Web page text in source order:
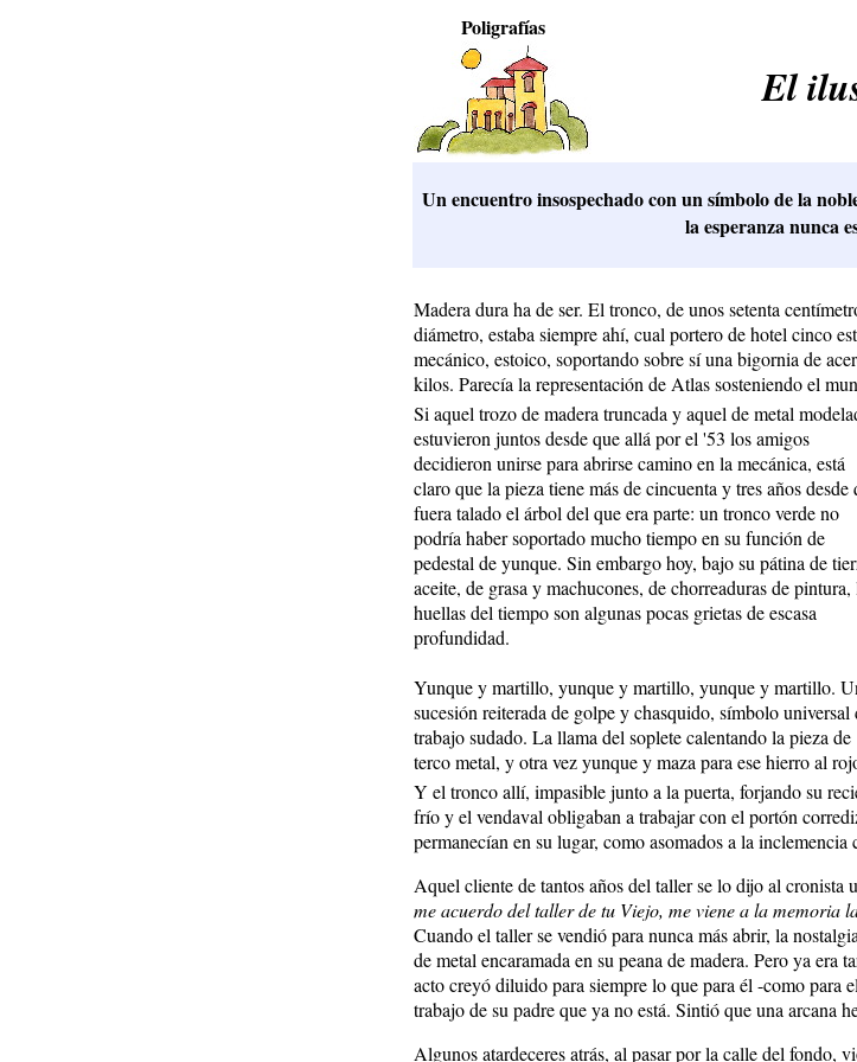
Poligrafías
El
Un encuentro insospechado con un símbolo de la
la esperanza nunca
Madera dura ha de ser. El tronco, de unos setenta
diámetro, estaba siempre ahí, cual portero de hotel cinco
mecánico, estoico, soportando sobre sí una bigornia de
kilos. Parecía la representación de Atlas sosteniendo el
Si aquel trozo de madera truncada y aquel de metal
estuvieron juntos desde que allá por el '53 los amigos
decidieron unirse para abrirse camino en la mecánica, está
claro que la pieza tiene más de cincuenta y tres años desde
fuera talado el árbol del que era parte: un tronco verde no
podría haber soportado mucho tiempo en su función de
pedestal de yunque. Sin embargo hoy, bajo su pátina de
aceite, de grasa y machucones, de chorreaduras de pintura,
huellas del tiempo son algunas pocas grietas de escasa
profundidad.
Yunque y martillo, yunque y martillo, yunque y martillo.
sucesión reiterada de golpe y chasquido, símbolo universal
trabajo sudado. La llama del soplete calentando la pieza de
terco metal, y otra vez yunque y maza para ese hierro al
Y el tronco allí, impasible junto a la puerta, forjando su
frío y el vendaval obligaban a trabajar con el portón
permanecían en su lugar, como asomados a la
Aquel cliente de tantos años del taller se lo dijo al cronista
me acuerdo del taller de tu Viejo, me viene a la memoria
Cuando el taller se vendió para nunca más abrir, la
de metal encaramada en su peana de madera. Pero ya era
acto creyó diluido para siempre lo que para él -como para
trabajo de su padre que ya no está. Sintió que una arcana
Algunos atardeceres atrás, al pasar por la calle del fondo,